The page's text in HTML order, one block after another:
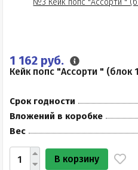
1 162 руб.
Кейк попс "Ассорти " (блок
Срок годности
Вложений в коробке
Вес
В корзину